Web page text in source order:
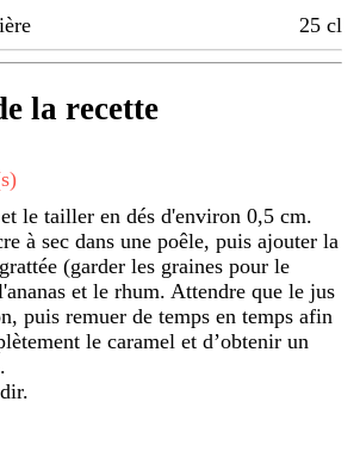
25 cl
la recette
le tailler en dés d'environ 0,5 cm.
à sec dans une poêle, puis ajouter la
(garder les graines pour le
et le rhum. Attendre que le jus
puis remuer de temps en temps afin
le caramel et d’obtenir un